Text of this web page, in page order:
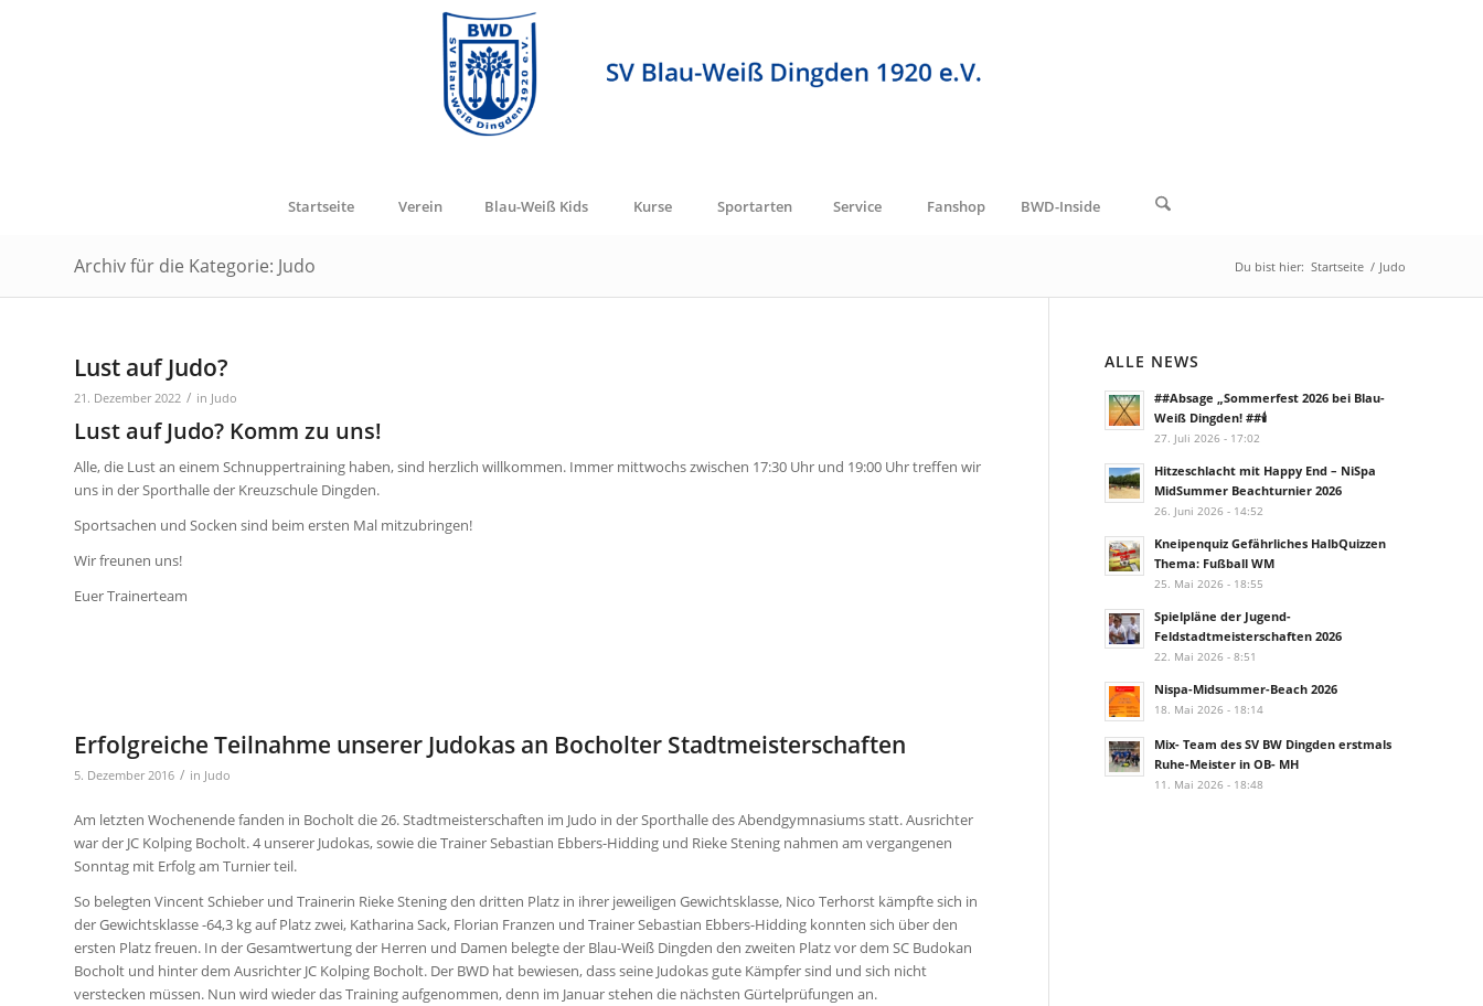
Startseite Verein Blau-Weiß Kids Kurse Sportarten Service Fanshop BWD-Inside
Archiv für die Kategorie: Judo Du bist hier: Startseite / Judo
Lust auf Judo?
21. Dezember 2022 / in Judo
Lust auf Judo? Komm zu uns!
Alle, die Lust an einem Schnuppertraining haben, sind herzlich willkommen. Immer mittwochs zwischen 17:30 Uhr und 19:00 Uhr treffen wir
uns in der Sporthalle der Kreuzschule Dingden.
Sportsachen und Socken sind beim ersten Mal mitzubringen!
Wir freunen uns!
Euer Trainerteam
Erfolgreiche Teilnahme unserer Judokas an Bocholter Stadtmeisterschaften
5. Dezember 2016 / in Judo
Am letzten Wochenende fanden in Bocholt die 26. Stadtmeisterschaften im Judo in der Sporthalle des Abendgymnasiums statt. Ausrichter
war der JC Kolping Bocholt. 4 unserer Judokas, sowie die Trainer Sebastian Ebbers-Hidding und Rieke Stening nahmen am vergangenen
Sonntag mit Erfolg am Turnier teil.
So belegten Vincent Schieber und Trainerin Rieke Stening den dritten Platz in ihrer jeweiligen Gewichtsklasse, Nico Terhorst kämpfte sich in
der Gewichtsklasse -64,3 kg auf Platz zwei, Katharina Sack, Florian Franzen und Trainer Sebastian Ebbers-Hidding konnten sich über den
ersten Platz freuen. In der Gesamtwertung der Herren und Damen belegte der Blau-Weiß Dingden den zweiten Platz vor dem SC Budokan
Bocholt und hinter dem Ausrichter JC Kolping Bocholt. Der BWD hat bewiesen, dass seine Judokas gute Kämpfer sind und sich nicht
verstecken müssen. Nun wird wieder das Training aufgenommen, denn im Januar stehen die nächsten Gürtelprüfungen an.
ALLE NEWS
##Absage „Sommerfest 2026 bei Blau-
Weiß Dingden! ##🕯️
27. Juli 2026 - 17:02
Hitzeschlacht mit Happy End – NiSpa
MidSummer Beachturnier 2026
26. Juni 2026 - 14:52
Kneipenquiz Gefährliches HalbQuizzen
Thema: Fußball WM
25. Mai 2026 - 18:55
Spielpläne der Jugend-
Feldstadtmeisterschaften 2026
22. Mai 2026 - 8:51
Nispa-Midsummer-Beach 2026
18. Mai 2026 - 18:14
Mix- Team des SV BW Dingden erstmals
Ruhe-Meister in OB- MH
11. Mai 2026 - 18:48